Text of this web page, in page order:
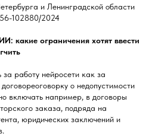
и Ленинградской области
102880/2024
какие ограничения хотят ввести
работу нейросети как за
о недопустимости
включать например, в договоры
заказа, подряда на
юридических заключений и